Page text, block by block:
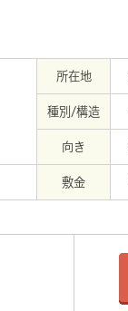
所在地
種別/構造
向き
敷金